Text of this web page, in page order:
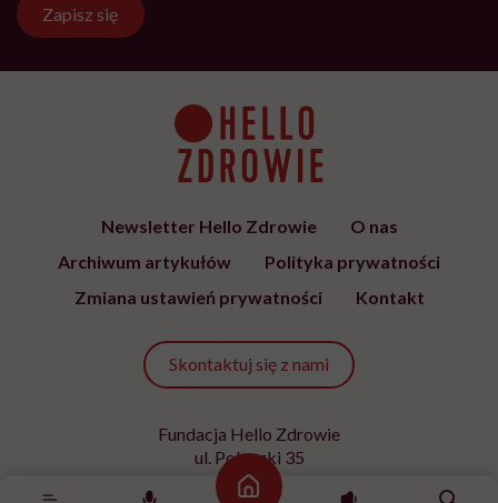
Strona główna
Zapisz się
Newsletter Hello Zdrowie
O nas
Archiwum artykułów
Polityka prywatności
Zmiana ustawień prywatności
Kontakt
Skontaktuj się z nami
Fundacja Hello Zdrowie
ul. Poleczki 35
02-822 Warszawa